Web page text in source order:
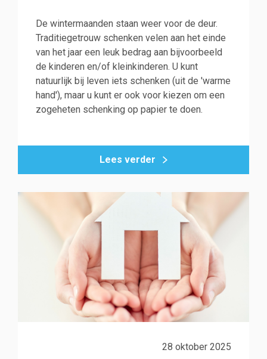
De wintermaanden staan weer voor de deur.
Traditiegetrouw schenken velen aan het einde
van het jaar een leuk bedrag aan bijvoorbeeld
de kinderen en/of kleinkinderen. U kunt
natuurlijk bij leven iets schenken (uit de 'warme
hand'), maar u kunt er ook voor kiezen om een
zogeheten schenking op papier te doen.
Lees verder
28 oktober 2025